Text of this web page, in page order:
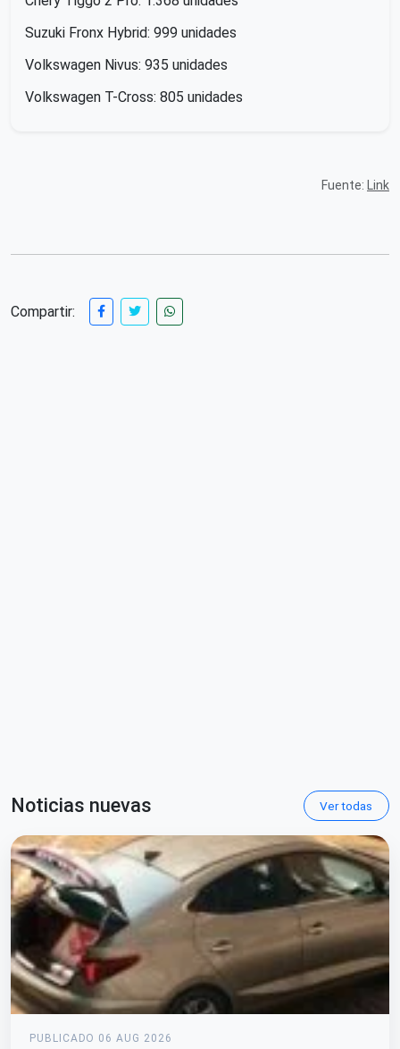
Suzuki Fronx Hybrid: 999 unidades
Volkswagen Nivus: 935 unidades
Volkswagen T-Cross: 805 unidades
Fuente: Link
Compartir:
Noticias nuevas Ver todas
PUBLICADO 06 AUG 2026